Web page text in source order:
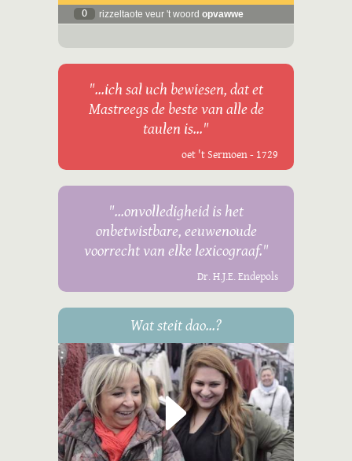
0 rizzeltaote veur 't woord opvawwe
"...ich sal uch bewiesen, dat et
Mastreegs de beste van alle de
taulen is..."
oet 't Sermoen - 1729
"...onvolledigheid is het
onbetwistbare, eeuwenoude
voorrecht van elke lexicograaf."
Dr. H.J.E. Endepols
Wat steit dao...?